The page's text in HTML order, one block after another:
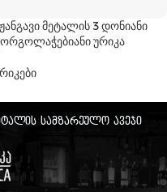
მეტალის 3 დონიანი
ურიკა
სამზარეულო ავეჯი